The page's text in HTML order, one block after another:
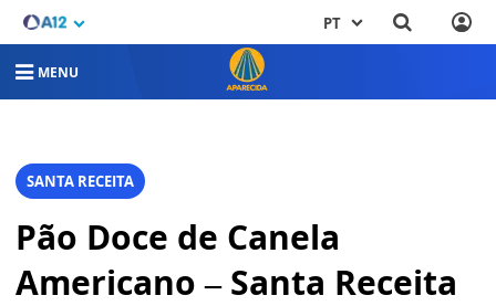
PT
MENU
SANTA RECEITA
Pão Doce de Canela
Americano – Santa Receita